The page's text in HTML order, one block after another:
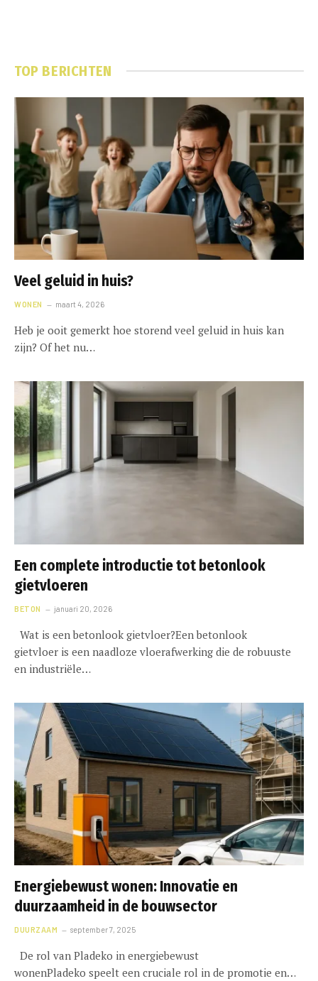
TOP BERICHTEN
Veel geluid in huis?
WONEN maart 4, 2026
Heb je ooit gemerkt hoe storend veel geluid in huis kan
zijn? Of het nu…
Een complete introductie tot betonlook
gietvloeren
BETON januari 20, 2026
Wat is een betonlook gietvloer?Een betonlook
gietvloer is een naadloze vloerafwerking die de robuuste
en industriële…
Energiebewust wonen: Innovatie en
duurzaamheid in de bouwsector
DUURZAAM september 7, 2025
De rol van Pladeko in energiebewust
wonenPladeko speelt een cruciale rol in de promotie en…